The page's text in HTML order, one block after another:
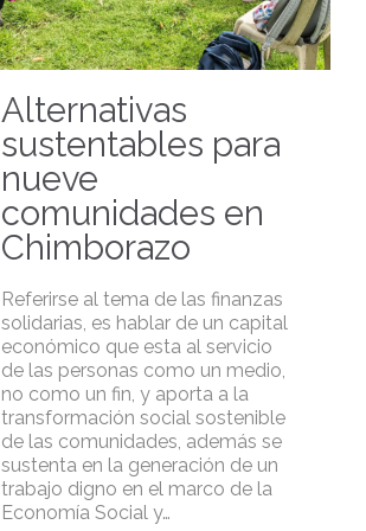
Alternativas
sustentables para
nueve
comunidades en
Chimborazo
Referirse al tema de las finanzas
solidarias, es hablar de un capital
económico que esta al servicio
de las personas como un medio,
no como un fin, y aporta a la
transformación social sostenible
de las comunidades, además se
sustenta en la generación de un
trabajo digno en el marco de la
Economía Social y…